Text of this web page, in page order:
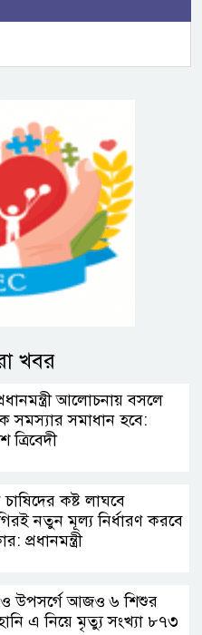
খবর
আলোচনায় বসলে
সমস্যার সমাধান হবে:
ত্রিবেদী
কষ্ট লাঘবে
নতুন মূল্য নির্ধারণ করবে
প্রধানমন্ত্রী
উপসর্গে আজও ৬ শিশুর
এ নিয়ে মৃত্যু সংখ্যা ৮৭৩